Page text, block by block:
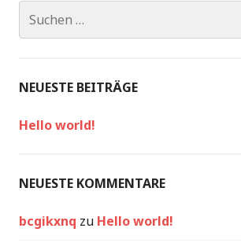
NEUESTE BEITRÄGE
Hello world!
NEUESTE KOMMENTARE
bcgikxnq zu Hello world!